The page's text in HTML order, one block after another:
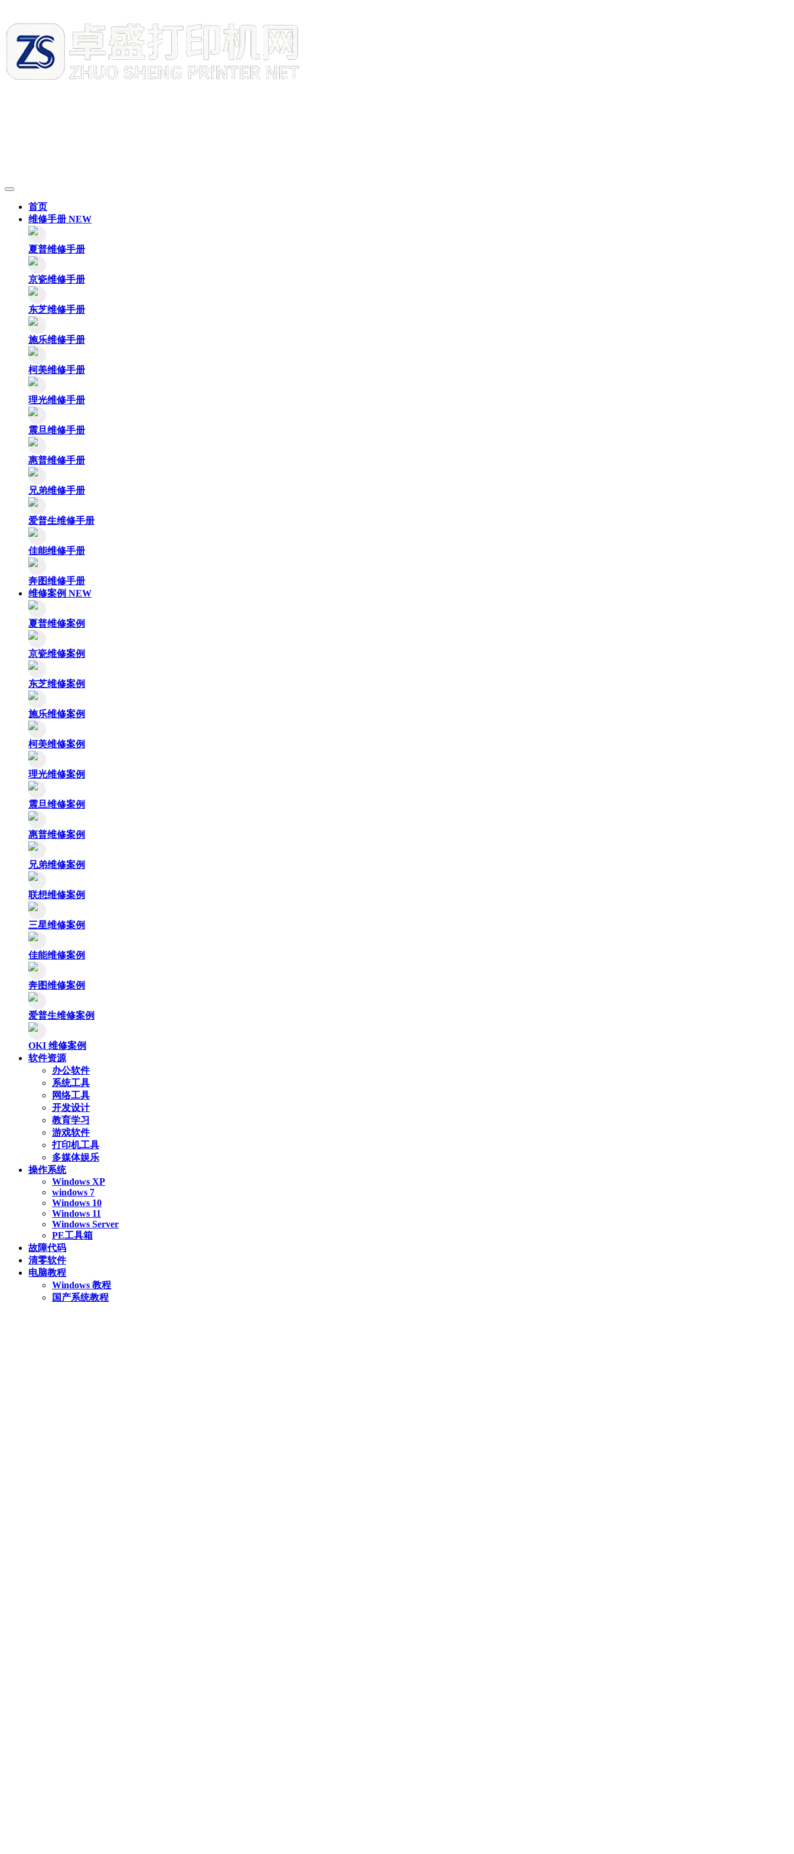
首页
维修手册 NEW
夏普维修手册
京瓷维修手册
东芝维修手册
施乐维修手册
柯美维修手册
理光维修手册
震旦维修手册
惠普维修手册
兄弟维修手册
爱普生维修手册
佳能维修手册
奔图维修手册
维修案例 NEW
夏普维修案例
京瓷维修案例
东芝维修案例
施乐维修案例
柯美维修案例
理光维修案例
震旦维修案例
惠普维修案例
兄弟维修案例
联想维修案例
三星维修案例
佳能维修案例
奔图维修案例
爱普生维修案例
OKI 维修案例
软件资源
办公软件
系统工具
网络工具
开发设计
教育学习
游戏软件
打印机工具
多媒体娱乐
操作系统
Windows XP
windows 7
Windows 10
Windows 11
Windows Server
PE工具箱
故障代码
清零软件
电脑教程
Windows 教程
国产系统教程